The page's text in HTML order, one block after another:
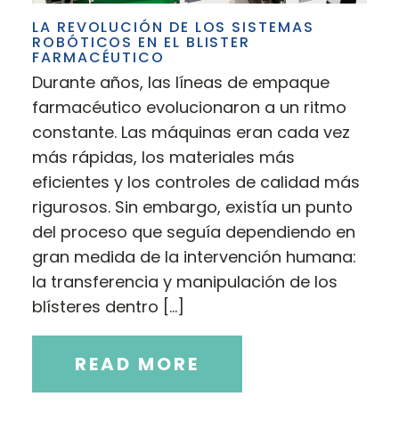
LA REVOLUCIÓN DE LOS SISTEMAS
ROBÓTICOS EN EL BLISTER
FARMACÉUTICO
Durante años, las líneas de empaque
farmacéutico evolucionaron a un ritmo
constante. Las máquinas eran cada vez
más rápidas, los materiales más
eficientes y los controles de calidad más
rigurosos. Sin embargo, existía un punto
del proceso que seguía dependiendo en
gran medida de la intervención humana:
la transferencia y manipulación de los
blísteres dentro […]
READ MORE